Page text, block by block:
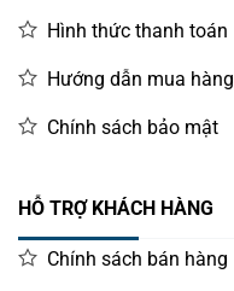
Hình thức thanh toán
Hướng dẫn mua hàng
Chính sách bảo mật
HỖ TRỢ KHÁCH HÀNG
Chính sách bán hàng